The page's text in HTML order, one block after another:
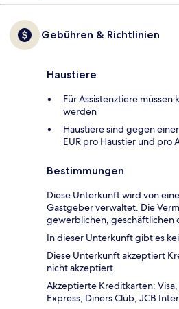
Gebühren & Richtlinien
Haustiere
Für Assistenztiere
werden
Haustiere sind gegen
EUR pro Haustier und pro
Bestimmungen
Diese Unterkunft wird von
Gastgeber verwaltet. Die
gewerblichen, geschäftlichen
In dieser Unterkunft gibt es
Diese Unterkunft akzeptiert
nicht akzeptiert.
Akzeptierte Kreditkarten:
Express, Diners Club, JCB